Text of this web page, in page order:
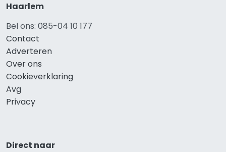
Haarlem
Bel ons: 085-04 10 177
Contact
Adverteren
Over ons
Cookieverklaring
Avg
Privacy
Direct naar